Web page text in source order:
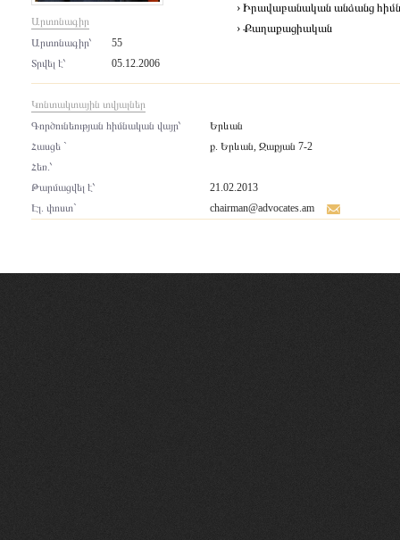
Արտոնագիր
Արտոնագիր՝
55
Տրվել է՝
05.12.2006
› Իրավաբանական անձանց
› Քաղաքացիական
Կոնտակտային տվյալներ
Գործունեության հիմնական վայր՝
Երևան
Հասցե `
ք. Երևան, Զաքյան 7-2
Հեռ.՝
Թարմացվել է՝
21.02.2013
Էլ. փոստ`
chairman@advocates.am